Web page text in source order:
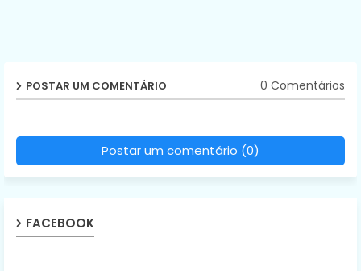
POSTAR UM COMENTÁRIO 0 Comentários
Postar um comentário (0)
FACEBOOK